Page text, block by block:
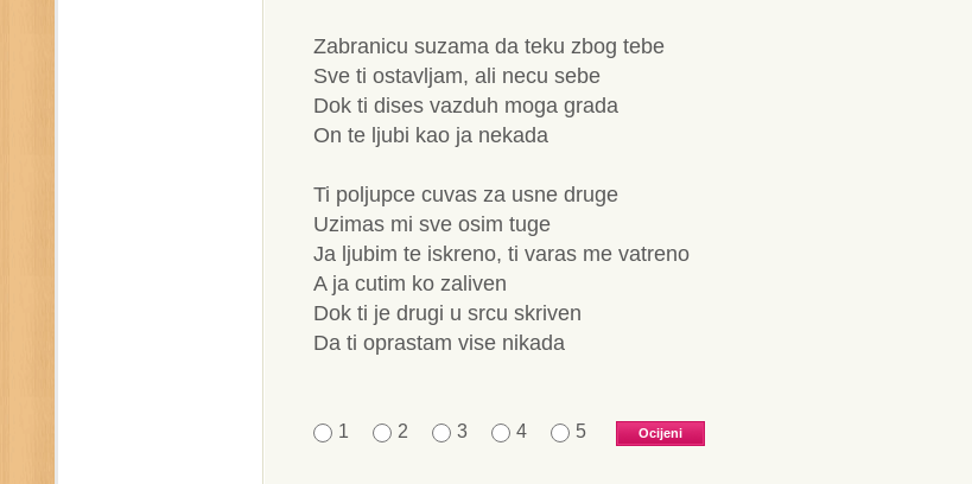
Zabranicu suzama da teku zbog tebe
Sve ti ostavljam, ali necu sebe
Dok ti dises vazduh moga grada
On te ljubi kao ja nekada
Ti poljupce cuvas za usne druge
Uzimas mi sve osim tuge
Ja ljubim te iskreno, ti varas me vatreno
A ja cutim ko zaliven
Dok ti je drugi u srcu skriven
Da ti oprastam vise nikada
1 2 3 4 5